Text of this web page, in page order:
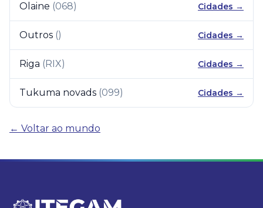
Olaine (068) Cidades →
Outros () Cidades →
Riga (RIX) Cidades →
Tukuma novads (099) Cidades →
← Voltar ao mundo